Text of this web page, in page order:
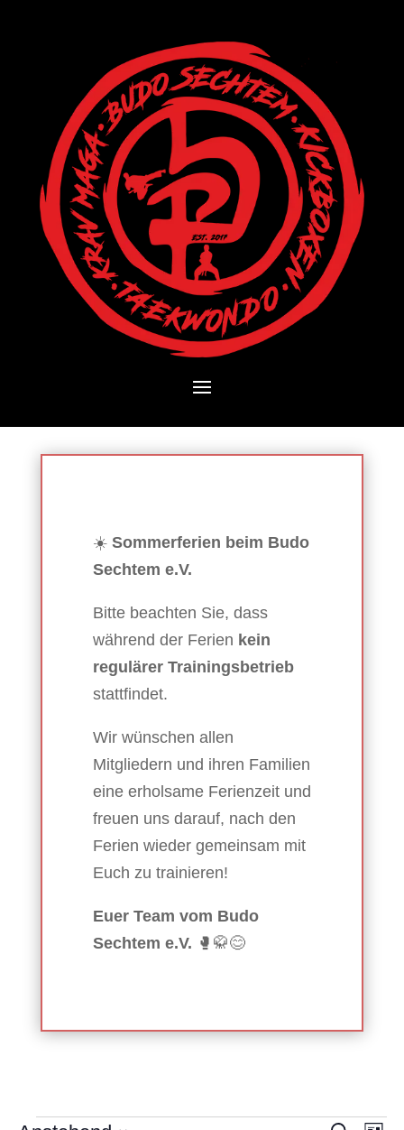
☀️ Sommerferien beim Budo
Sechtem e.V.
Bitte beachten Sie, dass
während der Ferien kein
regulärer Trainingsbetrieb
stattfindet.
Wir wünschen allen
Mitgliedern und ihren Familien
eine erholsame Ferienzeit und
freuen uns darauf, nach den
Ferien wieder gemeinsam mit
Euch zu trainieren!
Euer Team vom Budo
Sechtem e.V. 🥊🥋😊